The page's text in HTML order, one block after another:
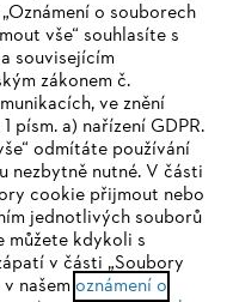
nicht unterstützen. Für
wir Ihnen, zu
o souborech
vše“ souhlasíte s
souvisejícím
zákonem č.
ve znění
písm. a) nařízení GDPR.
odmítáte používání
nezbytně nutné. V části
cookie přijmout nebo
jednotlivých souborů
můžete kdykoli s
v části „Soubory
našem oznámení o